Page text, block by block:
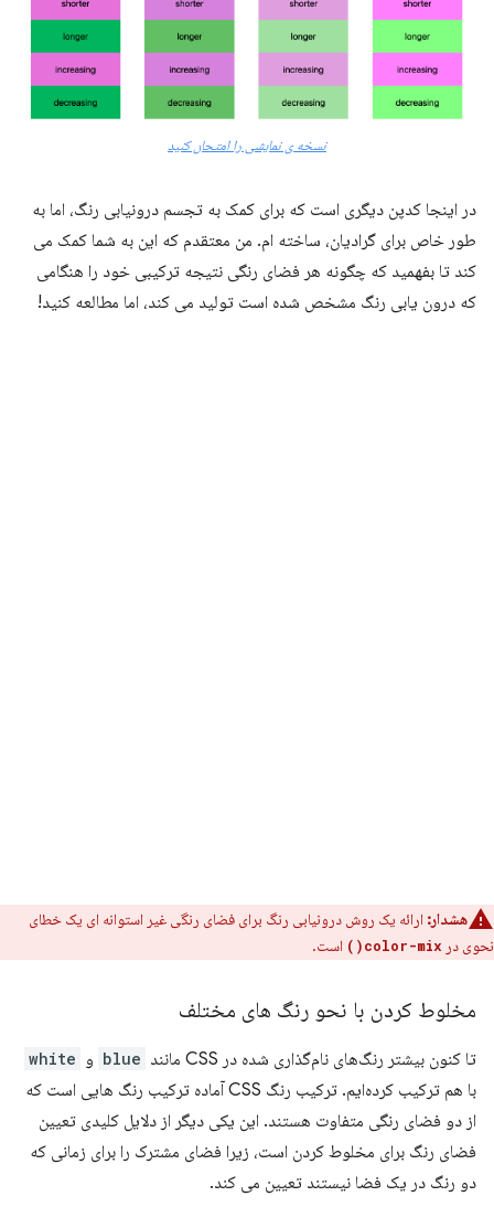
نسخه ی نمایشی را امتحان کنید
در اینجا کدپن دیگری است که برای کمک به تجسم درونیابی رنگ، اما به
طور خاص برای گرادیان، ساخته ام. من معتقدم که این به شما کمک می
کند تا بفهمید که چگونه هر فضای رنگی نتیجه ترکیبی خود را هنگامی
که درون یابی رنگ مشخص شده است تولید می کند، اما مطالعه کنید!
هشدار: ارائه یک روش درونیابی رنگ برای فضای رنگی غیر استوانه ای یک خطای
نحوی در color-mix() است.
مخلوط کردن با نحو رنگ های مختلف
تا کنون بیشتر رنگ‌های نام‌گذاری شده در CSS مانند blue و white
با هم ترکیب کرده‌ایم. ترکیب رنگ CSS آماده ترکیب رنگ هایی است که
از دو فضای رنگی متفاوت هستند. این یکی دیگر از دلایل کلیدی تعیین
فضای رنگ برای مخلوط کردن است، زیرا فضای مشترک را برای زمانی که
دو رنگ در یک فضا نیستند تعیین می کند.